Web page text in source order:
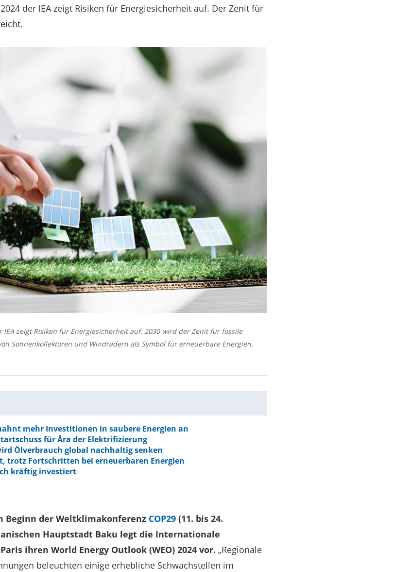
der IEA zeigt Risiken für Energiesicherheit auf. Der Zenit für
IEA zeigt Risiken für Energiesicherheit auf. 2030 wird der Zenit für fossile
Sonnenkollektoren und Windrädern als Symbol für erneuerbare Energien.
mehr Investitionen in saubere Energien an
für Ära der Elektrifizierung
Ölverbrauch global nachhaltig senken
trotz Fortschritten bei erneuerbaren Energien
kräftig investiert
Beginn der Weltklimakonferenz COP29 (11. bis 24.
Hauptstadt Baku legt die Internationale
ihren World Energy Outlook (WEO) 2024 vor. „Regionale
beleuchten einige erhebliche Schwachstellen im